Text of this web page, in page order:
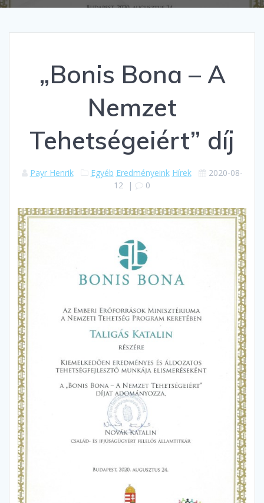
„Bonis Bona – A
Nemzet
Tehetségeiért” díj
Payr Henrik Egyéb Eredményeink Hírek
2020-08-
12 | 0